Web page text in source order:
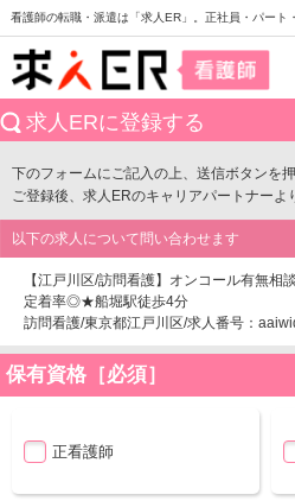
看護師の転職・派遣は「求人ER」。正社員・パート
求人ERに登録する
下のフォームにご記入の上、送信ボタンを
ご登録後、求人ERのキャリアパートナーよ
以下の求人について問い合わせます
【江戸川区/訪問看護】オンコール有無相
定着率◎★船堀駅徒歩4分
訪問看護/東京都江戸川区/求人番号：
保有資格［必須］
正看護師